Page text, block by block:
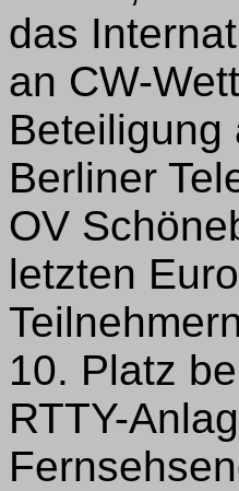
das
an CW-
Beteiligung
Berliner
OV
letzten
10. Platz
RTTY-